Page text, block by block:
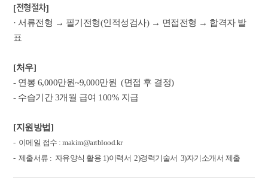
[전형절차]
· 서류전형 → 필기전형(인적성검사) → 면접전형 → 합격자 발
표
[처우]
- 연봉 6,000만원~9,000만원 (면접 후 결정)
- 수습기간 3개월 급여 100% 지급
[지원방법]
- 이메일 접수 : makim@artblood.kr
- 제출서류 : 자유양식 활용 1)이력서 2)경력기술서 3)자기소개서 제출